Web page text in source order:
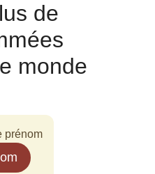
de
monde
prénom